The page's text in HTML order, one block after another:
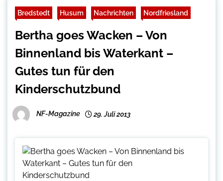
Bredstedt Husum Nachrichten Nordfriesland
Bertha goes Wacken – Von
Binnenland bis Waterkant –
Gutes tun für den
Kinderschutzbund
NF-Magazine 29. Juli 2013